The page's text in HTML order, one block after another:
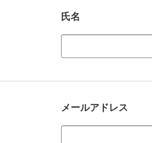
氏名
メールアドレス